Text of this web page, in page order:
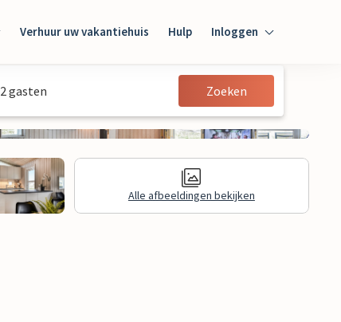
Verhuur uw vakantiehuis Hulp Inloggen
Inloggen
Gast
2 gasten Zoeken
Alle afbeeldingen bekijken